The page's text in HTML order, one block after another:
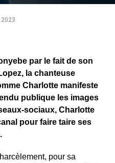
par le fait de son
la chanteuse
Charlotte manifeste
publique les images
sociaux, Charlotte
pour faire taire ses
pour sa